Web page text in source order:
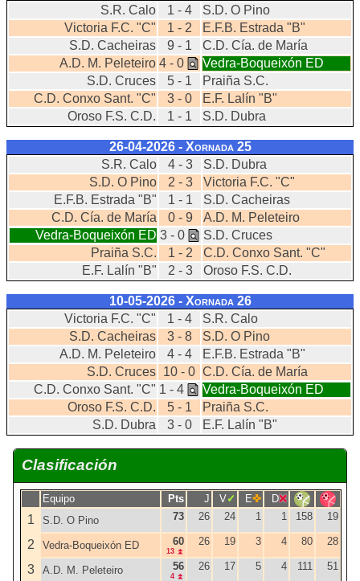
S.R. Calo
1 - 4
S.D. O Pino
Victoria F.C. "C"
1 - 2
E.F.B. Estrada "B"
S.D. Cacheiras
9 - 1
C.D. Cía. de María
A.D. M. Peleteiro 4 - 0
Vedra-Boqueixón ED
S.D. Cruces
5 - 1
Praiña S.C.
C.D. Conxo Sant. "C"
3 - 0
E.F. Lalín "B"
Oroso F.S. C.D.
1 - 1 S.D. Dubra
26-04-2026 - Xornada 25
S.R. Calo
4 - 3
S.D. Dubra
S.D. O Pino
2 - 3
Victoria F.C. "C"
E.F.B. Estrada "B"
1 - 1
S.D. Cacheiras
C.D. Cía. de María
0 - 9
A.D. M. Peleteiro
Vedra-Boqueixón ED 3 - 0
S.D. Cruces
Praiña S.C.
1 - 2
C.D. Conxo Sant. "C"
E.F. Lalín "B"
2 - 3 Oroso F.S. C.D.
10-05-2026 - Xornada 26
Victoria F.C. "C"
1 - 4
S.R. Calo
S.D. Cacheiras
3 - 8
S.D. O Pino
A.D. M. Peleteiro
4 - 4
E.F.B. Estrada "B"
S.D. Cruces 10 - 0 C.D. Cía. de María
C.D. Conxo Sant. "C" 1 - 4
Vedra-Boqueixón ED
Oroso F.S. C.D.
5 - 1
Praiña S.C.
S.D. Dubra
3 - 0 E.F. Lalín "B"
Clasificación
Equipo Pts J V E D
1 S.D. O Pino 73 26 24 1 1 158 19
2 Vedra-Boqueixón ED 60
13
26 19 3 4 80 28
3 A.D. M. Peleteiro 56
4
26 17 5 4 111 51